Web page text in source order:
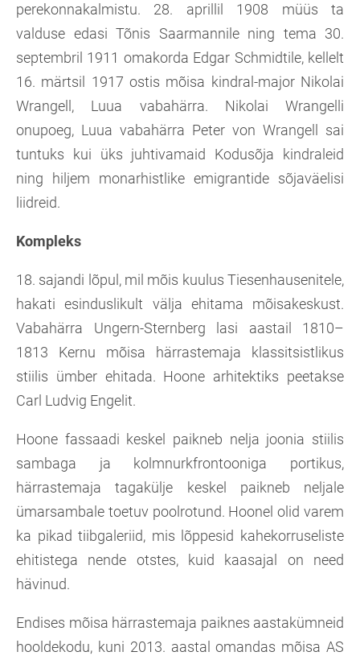
perekonnakalmistu. 28. aprillil 1908 müüs ta
valduse edasi Tõnis Saarmannile ning tema 30.
septembril 1911 omakorda Edgar Schmidtile, kellelt
16. märtsil 1917 ostis mõisa kindral-major Nikolai
Wrangell, Luua vabahärra. Nikolai Wrangelli
onupoeg, Luua vabahärra Peter von Wrangell sai
tuntuks kui üks juhtivamaid Kodusõja kindraleid
ning hiljem monarhistlike emigrantide sõjaväelisi
liidreid.
Kompleks
18. sajandi lõpul, mil mõis kuulus Tiesenhausenitele,
hakati esinduslikult välja ehitama mõisakeskust.
Vabahärra Ungern-Sternberg lasi aastail 1810–
1813 Kernu mõisa härrastemaja klassitsistlikus
stiilis ümber ehitada. Hoone arhitektiks peetakse
Carl Ludvig Engelit.
Hoone fassaadi keskel paikneb nelja joonia stiilis
sambaga ja kolmnurkfrontooniga portikus,
härrastemaja tagakülje keskel paikneb neljale
ümarsambale toetuv poolrotund. Hoonel olid varem
ka pikad tiibgaleriid, mis lõppesid kahekorruseliste
ehitistega nende otstes, kuid kaasajal on need
hävinud.
Endises mõisa härrastemaja paiknes aastakümneid
hooldekodu, kuni 2013. aastal omandas mõisa AS